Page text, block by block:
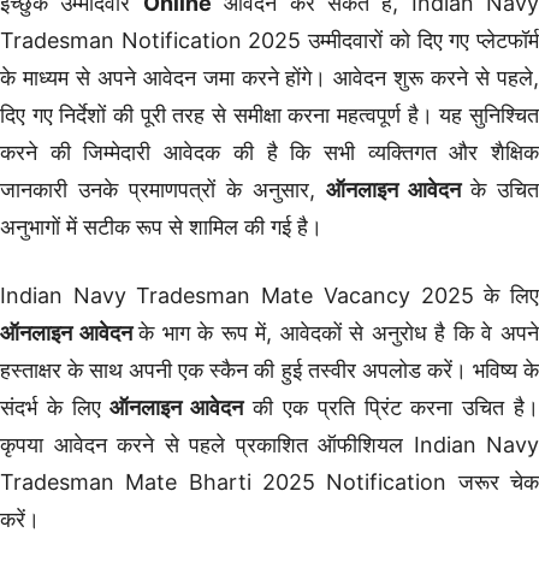
Tradesman Notification 2025 उम्मीदवारों को दिए गए प्लेटफॉर्म
के माध्यम से अपने आवेदन जमा करने होंगे। आवेदन शुरू करने से पहले,
दिए गए निर्देशों की पूरी तरह से समीक्षा करना महत्वपूर्ण है। यह सुनिश्चित
करने की जिम्मेदारी आवेदक की है कि सभी व्यक्तिगत और शैक्षिक
जानकारी उनके प्रमाणपत्रों के अनुसार, ऑनलाइन आवेदनके उचित
अनुभागों में सटीक रूप से शामिल की गई है।
Indian Navy Tradesman Mate Vacancy 2025 के लिए
ऑनलाइन आवेदनके भाग के रूप में, आवेदकों से अनुरोध है कि वे अपने
हस्ताक्षर के साथ अपनी एक स्कैन की हुई तस्वीर अपलोड करें। भविष्य के
संदर्भ के लिएऑनलाइन आवेदनकी एक प्रति प्रिंट करना उचित है।
कृपया आवेदन करने से पहले प्रकाशित ऑफीशियल Indian Navy
Tradesman Mate Bharti 2025 Notification जरूर चेक
करें।